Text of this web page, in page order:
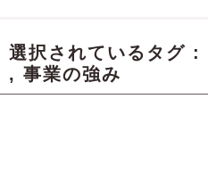
選択されているタグ :
, 事業の強み